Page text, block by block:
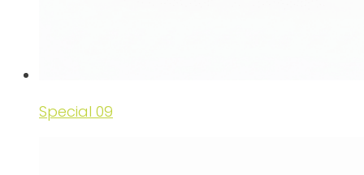
Special 09